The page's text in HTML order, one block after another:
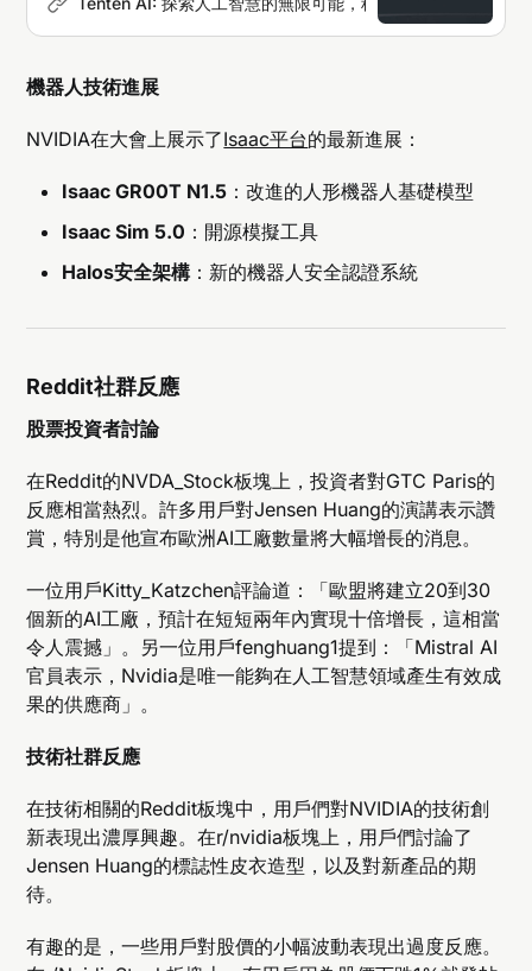
機器人技術進展
NVIDIA在大會上展示了Isaac平台的最新進展：
Isaac GR00T N1.5 ：改進的人形機器人基礎模型
Isaac Sim 5.0 ：開源模擬工具
Halos安全架構 ：新的機器人安全認證系統
Reddit社群反應
股票投資者討論
在Reddit的NVDA_Stock板塊上，投資者對GTC Paris的
反應相當熱烈。許多用戶對Jensen Huang的演講表示讚
賞，特別是他宣布歐洲AI工廠數量將大幅增長的消息。
一位用戶Kitty_Katzchen評論道：「歐盟將建立20到30
個新的AI工廠，預計在短短兩年內實現十倍增長，這相當
令人震撼」。另一位用戶fenghuang1提到：「Mistral AI
官員表示，Nvidia是唯一能夠在人工智慧領域產生有效成
果的供應商」。
技術社群反應
在技術相關的Reddit板塊中，用戶們對NVIDIA的技術創
新表現出濃厚興趣。在r/nvidia板塊上，用戶們討論了
Jensen Huang的標誌性皮衣造型，以及對新產品的期
待。
有趣的是，一些用戶對股價的小幅波動表現出過度反應。